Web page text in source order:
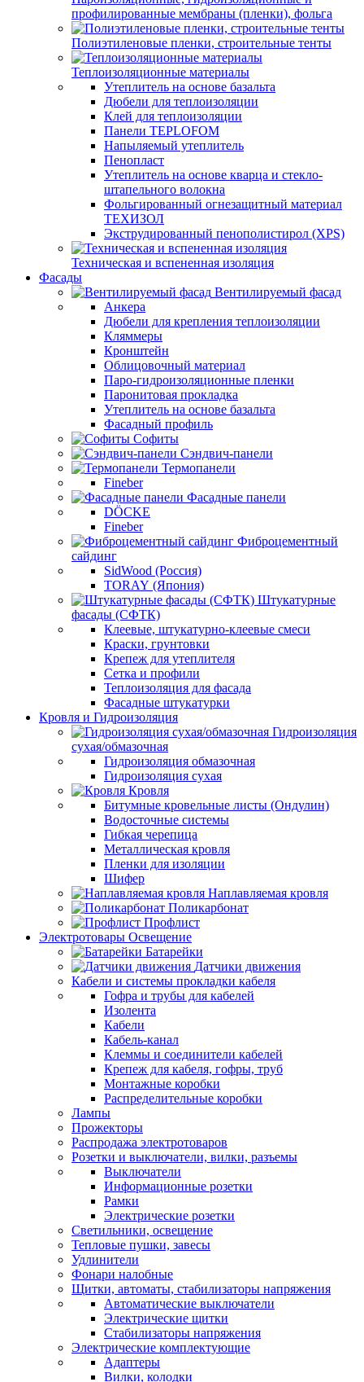
профилированные мембраны (пленки), фольга
Полиэтиленовые пленки, строительные тенты
Теплоизоляционные материалы
Утеплитель на основе базальта
Дюбели для теплоизоляции
Клей для теплоизоляции
Панели TEPLOFOM
Напыляемый утеплитель
Пенопласт
Утеплитель на основе кварца и стекло-
штапельного волокна
Фольгированный огнезащитный материал
ТЕХИЗОЛ
Экструдированный пенополистирол (XPS)
Техническая и вспененная изоляция
Фасады
Вентилируемый фасад
Анкера
Дюбели для крепления теплоизоляции
Кляммеры
Кронштейн
Облицовочный материал
Паро-гидроизоляционные пленки
Паронитовая прокладка
Утеплитель на основе базальта
Фасадный профиль
Софиты
Сэндвич-панели
Термопанели
Fineber
Фасадные панели
DÖCKE
Fineber
Фиброцементный
сайдинг
SidWood (Россия)
TORAY (Япония)
Штукатурные
фасады (СФТК)
Клеевые, штукатурно-клеевые смеси
Краски, грунтовки
Крепеж для утеплителя
Сетка и профили
Теплоизоляция для фасада
Фасадные штукатурки
Кровля и Гидроизоляция
Гидроизоляция
сухая/обмазочная
Гидроизоляция обмазочная
Гидроизоляция сухая
Кровля
Битумные кровельные листы (Ондулин)
Водосточные системы
Гибкая черепица
Металлическая кровля
Пленки для изоляции
Шифер
Наплавляемая кровля
Поликарбонат
Профлист
Электротовары Освещение
Батарейки
Датчики движения
Кабели и системы прокладки кабеля
Гофра и трубы для кабелей
Изолента
Кабели
Кабель-канал
Клеммы и соединители кабелей
Крепеж для кабеля, гофры, труб
Монтажные коробки
Распределительные коробки
Лампы
Прожекторы
Распродажа электротоваров
Розетки и выключатели, вилки, разъемы
Выключатели
Информационные розетки
Рамки
Электрические розетки
Светильники, освещение
Тепловые пушки, завесы
Удлинители
Фонари налобные
Щитки, автоматы, стабилизаторы напряжения
Автоматические выключатели
Электрические щитки
Стабилизаторы напряжения
Электрические комплектующие
Адаптеры
Вилки, колодки